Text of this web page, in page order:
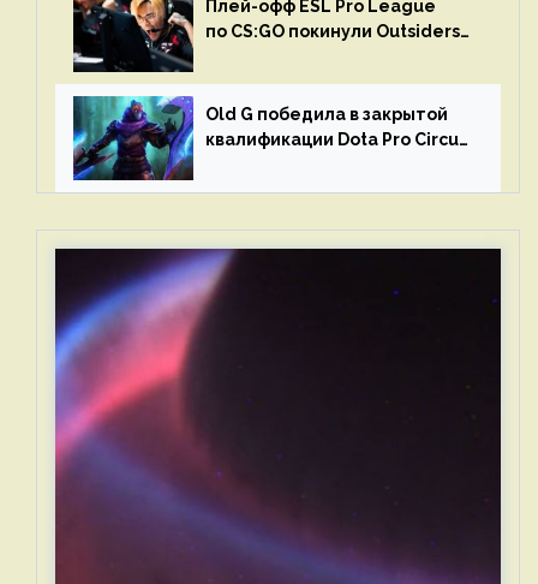
Плей-офф ESL Pro League
по CS:GO покинули Outsiders
Old G победила в закрытой
квалификации Dota Pro Circuit